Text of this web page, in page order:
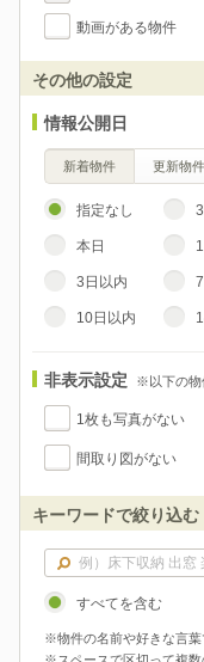
動画がある物件
その他の設定
情報公開日
新着物件 更新物件
指定なし
本日
3日以内
10日以内
非表示設定 ※以下の物
1枚も写真がない
間取り図がない
キーワードで絞り込む
すべてを含む
※物件の名前や好きな言葉